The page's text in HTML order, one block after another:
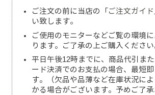
ご注文の前に当店の「 ご注文ガイド
い致します。
ご使用のモニターなどご覧の環境
ります。ご了承の上ご購入ください
平日午後12時までに、商品代引ま
ード決済でのお支払の場合、最短
す。（欠品や品薄など在庫状況に
かる場合がございます。予めご了